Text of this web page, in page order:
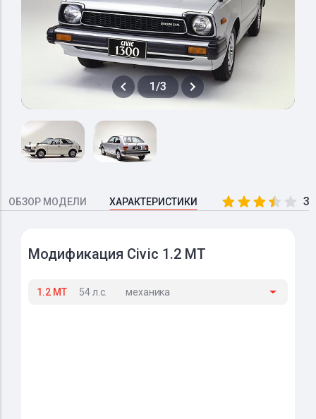
1/3
ОБЗОР МОДЕЛИ ХАРАКТЕРИСТИКИ
Модификация Civic 1.2 MT
1.2 MT 54 л.с. механика